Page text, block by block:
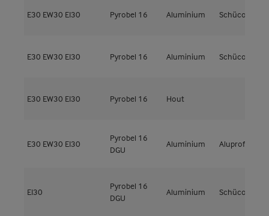
E30 EW30 EI30 Pyrobel 16 Aluminium Schüco
E30 EW30 EI30 Pyrobel 16 Aluminium Schüco
E30 EW30 EI30 Pyrobel 16 Hout
E30 EW30 EI30
Pyrobel 16
DGU
Aluminium Aluprof
EI30
Pyrobel 16
DGU
Aluminium Schüco